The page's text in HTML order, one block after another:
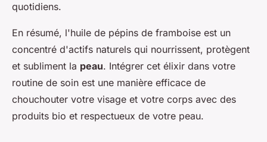
quotidiens.
En résumé, l'huile de pépins de framboise est un
concentré d'actifs naturels qui nourrissent, protègent
et subliment la peau. Intégrer cet élixir dans votre
routine de soin est une manière efficace de
chouchouter votre visage et votre corps avec des
produits bio et respectueux de votre peau.